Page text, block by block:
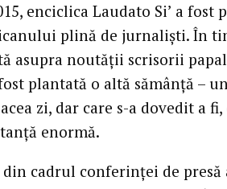
enciclica Laudato Si’ a fost
plină de jurnaliști. În
asupra noutății scrisorii
plantată o altă sămânță –
zi, dar care s-a dovedit a fi,
enormă.
cadrul conferinței de presă